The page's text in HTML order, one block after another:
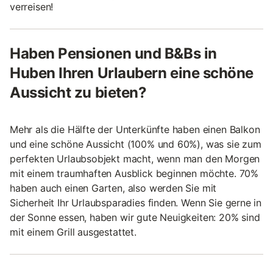
verreisen!
Haben Pensionen und B&Bs in
Huben Ihren Urlaubern eine schöne
Aussicht zu bieten?
Mehr als die Hälfte der Unterkünfte haben einen Balkon
und eine schöne Aussicht (100% und 60%), was sie zum
perfekten Urlaubsobjekt macht, wenn man den Morgen
mit einem traumhaften Ausblick beginnen möchte. 70%
haben auch einen Garten, also werden Sie mit
Sicherheit Ihr Urlaubsparadies finden. Wenn Sie gerne in
der Sonne essen, haben wir gute Neuigkeiten: 20% sind
mit einem Grill ausgestattet.